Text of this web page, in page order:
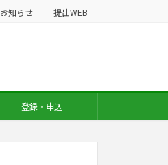
お知らせ 提出WEB
登録・申込